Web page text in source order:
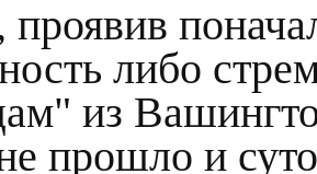
либо
из
прошло и